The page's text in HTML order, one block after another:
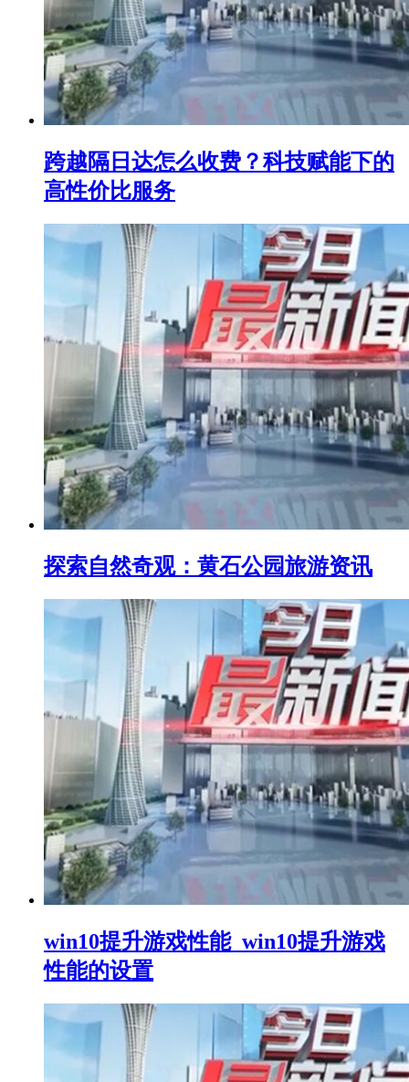
跨越隔日达怎么收费？科技赋能下的
高性价比服务
探索自然奇观：黄石公园旅游资讯
win10提升游戏性能_win10提升游戏
性能的设置